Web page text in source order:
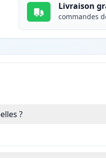
Livraison
commandes
?